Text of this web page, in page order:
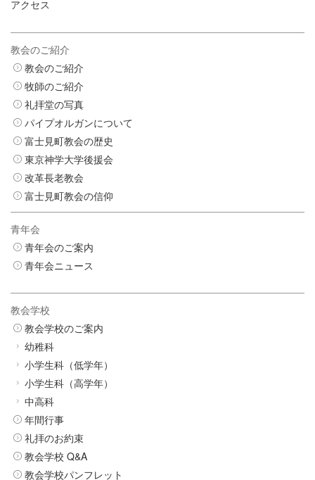
アクセス
教会のご紹介
教会のご紹介
牧師のご紹介
礼拝堂の写真
パイプオルガンについて
富士見町教会の歴史
東京神学大学後援会
改革長老教会
富士見町教会の信仰
青年会
青年会のご案内
青年会ニュース
教会学校
教会学校のご案内
幼稚科
小学生科（低学年）
小学生科（高学年）
中高科
年間行事
礼拝のお約束
教会学校 Q&A
教会学校パンフレット